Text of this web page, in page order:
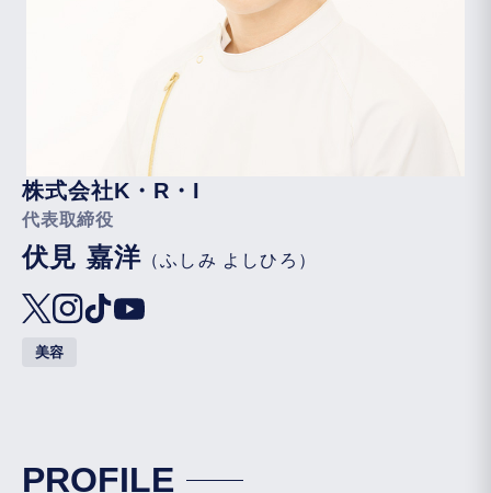
株式会社K・R・I
代表取締役
伏見 嘉洋 （ふしみ よしひろ）
美容
PROFILE